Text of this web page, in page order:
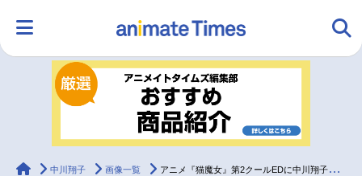
ランキング アニメ
ラジオ みんなの声
animateTimes
中川翔子 画像一覧 アニメ『猫魔女』第2クールEDに中川翔子「Twilight Magic」